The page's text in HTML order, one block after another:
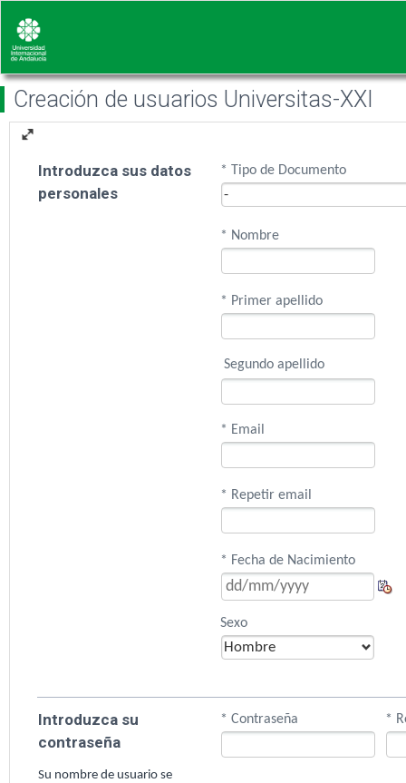
Creación de usuarios Universitas-XXI
Introduzca sus datos
personales
* Tipo de Documento
* Nombre
* Primer apellido
Segundo apellido
* Email
* Repetir email
* Fecha de Nacimiento
Sexo
Introduzca su
contraseña
Su nombre de usuario se
* Contraseña *